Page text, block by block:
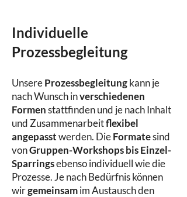
Individuelle
Prozessbegleitung
UnsereProzessbegleitungkann je
nach Wunsch inverschiedenen
Formenstattfinden und je nach Inhalt
und Zusammenarbeitflexibel
angepasstwerden. DieFormatesind
vonGruppen-Workshops bis Einzel-
Sparringsebenso individuell wie die
Prozesse. Je nach Bedürfnis können
wirgemeinsamim Austausch den